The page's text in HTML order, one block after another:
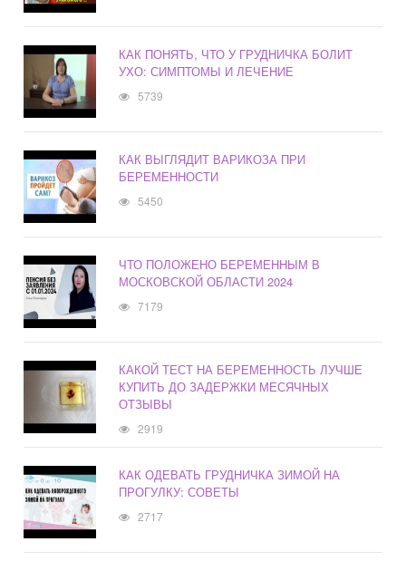
КАК ПОНЯТЬ, ЧТО У ГРУДНИЧКА БОЛИТ
УХО: СИМПТОМЫ И ЛЕЧЕНИЕ
5739
КАК ВЫГЛЯДИТ ВАРИКОЗА ПРИ
БЕРЕМЕННОСТИ
5450
ЧТО ПОЛОЖЕНО БЕРЕМЕННЫМ В
МОСКОВСКОЙ ОБЛАСТИ 2024
7179
КАКОЙ ТЕСТ НА БЕРЕМЕННОСТЬ ЛУЧШЕ
КУПИТЬ ДО ЗАДЕРЖКИ МЕСЯЧНЫХ
ОТЗЫВЫ
2919
КАК ОДЕВАТЬ ГРУДНИЧКА ЗИМОЙ НА
ПРОГУЛКУ: СОВЕТЫ
2717